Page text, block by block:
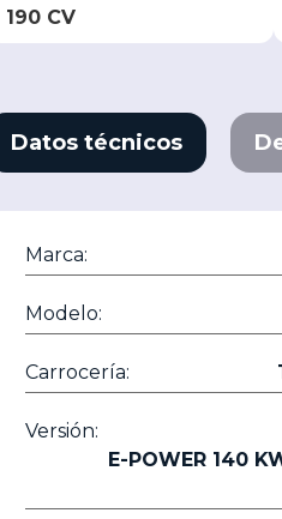
190 CV
Datos técnicos
Marca:
Modelo:
Carrocería:
Versión:
E-POWER 140